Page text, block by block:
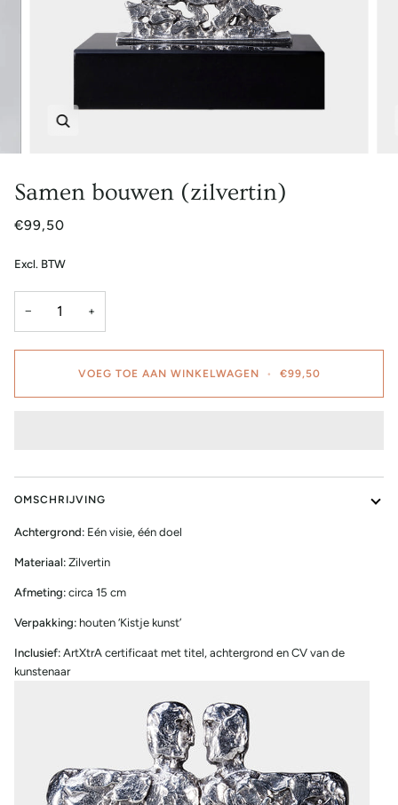
Samen bouwen (zilvertin)
€99,50
Excl. BTW
− +
VOEG TOE AAN WINKELWAGEN • €99,50
OMSCHRIJVING
Achtergrond: Eén visie, één doel
Materiaal: Zilvertin
Afmeting: circa 15 cm
Verpakking: houten ‘Kistje kunst’
Inclusief: ArtXtrA certificaat met titel, achtergrond en CV van de
kunstenaar